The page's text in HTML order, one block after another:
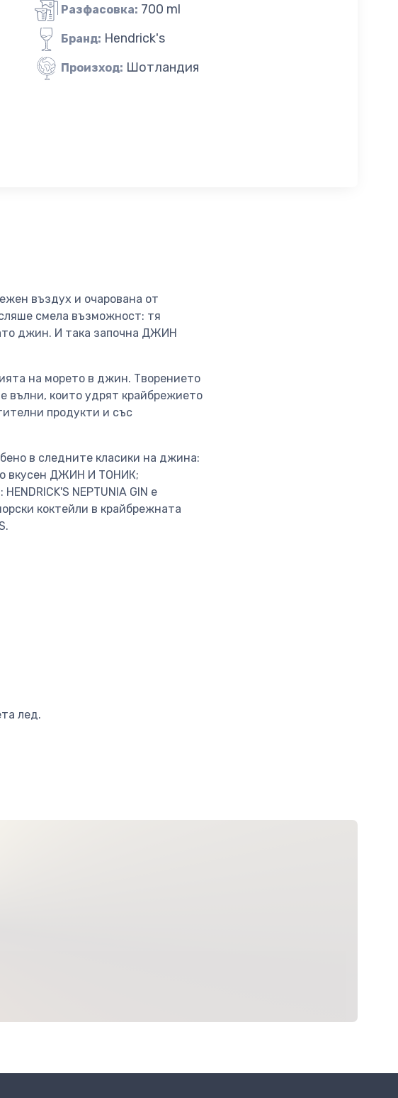
Разфасовка: 700 ml
Бранд: Hendrick's
Произход: Шотландия
въздух и очарована от
смела възможност: тя
джин. И така започна ДЖИН
на морето в джин. Творението
вълни, които удрят крайбрежието
продукти и със
в следните класики на джина:
вкусен ДЖИН И ТОНИК;
NEPTUNIA GIN е
коктейли в крайбрежната
лед.